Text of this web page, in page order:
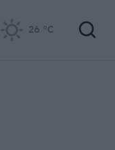
26 °C